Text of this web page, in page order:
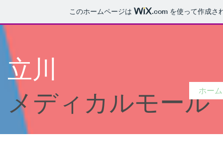
このホームページは .comを使って作成さ
立川
メディカルモールホーム